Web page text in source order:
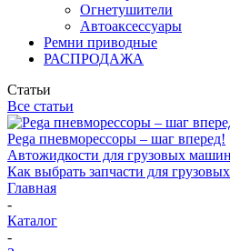
Огнетушители
Автоаксессуары
Ремни приводные
РАСПРОДАЖА
Статьи
Все статьи
Pega пневморессоры – шаг вперед!
Автожидкости для грузовых машин
Как выбрать запчасти для
Главная
-
Каталог
-